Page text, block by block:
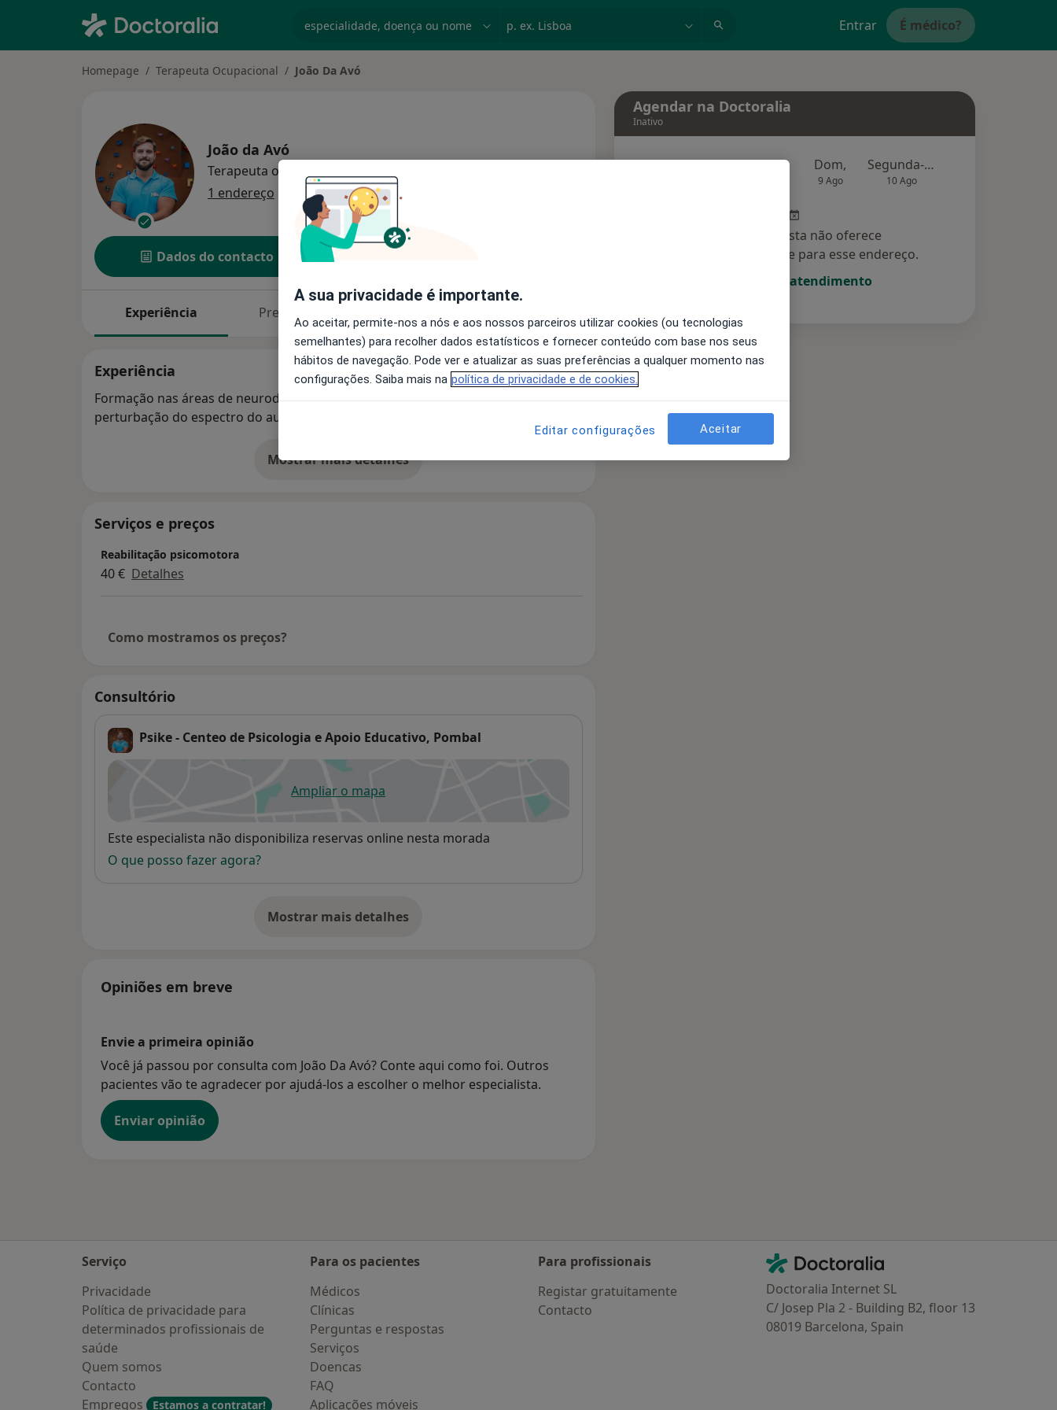
Entrar É médico?
Homepage Terapeuta Ocupacional João Da Avó
João da Avó
Terapeuta ocupacional
1 endereço
Dados do contacto
Experiência Preços
Experiência
Formação nas áreas de neurodesenvolvimento, integração sensorial,
perturbação do espectro do autismo e perturbações da alimentação.
Mostrar mais detalhes
sobre a experiência
Serviços e preços
Reabilitação psicomotora
40 € Detalhes
Como mostramos os preços?
Consultório
Psike - Centeo de Psicologia e Apoio Educativo, Pombal
Ampliar o mapaabre num novo separador
Disponibilidade
Este especialista não disponibiliza reservas online nesta morada
O que posso fazer agora?
Mostrar mais detalhes
sobre o endereço
Opiniões em breve
Envie a primeira opinião
Você já passou por consulta com João Da Avó? Conte aqui como foi. Outros
pacientes vão te agradecer por ajudá-los a escolher o melhor especialista.
Enviar opinião
Agendar na Doctoralia
Inativo
Hoje Amanhã Dom,
9 Ago
Segunda-feira
10 Ago
Esse especialista não oferece
agendamento online para esse endereço.
Solicite um atendimento
Serviço
Privacidade
Política de privacidade para
determinados profissionais de
saúde
Quem somos
Contacto
Empregos
Estamos a contratar!
Para os pacientes
Médicos
Clínicas
Perguntas e respostas
Serviços
Doencas
FAQ
Aplicações móveis
Para profissionais
Registar gratuitamente
Contacto
Contacto
Doctoralia - Homepage
Doctoralia Internet SL
C/ Josep Pla 2 - Building B2, floor 13
08019 Barcelona, Spain
A sua privacidade é importante.
Ao aceitar, permite-nos a nós e aos nossos parceiros utilizar cookies (ou tecnologias
semelhantes) para recolher dados estatísticos e fornecer conteúdo com base nos seus
hábitos de navegação. Pode ver e atualizar as suas preferências a qualquer momento nas
configurações. Saiba mais na política de privacidade e de cookies.
Editar configurações Aceitar